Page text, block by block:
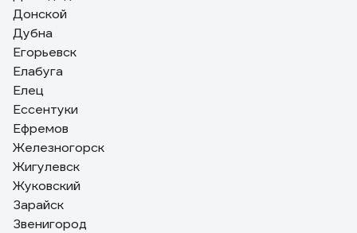
Донской
Дубна
Егорьевск
Елабуга
Елец
Ессентуки
Ефремов
Железногорск
Жигулевск
Жуковский
Зарайск
Звенигород